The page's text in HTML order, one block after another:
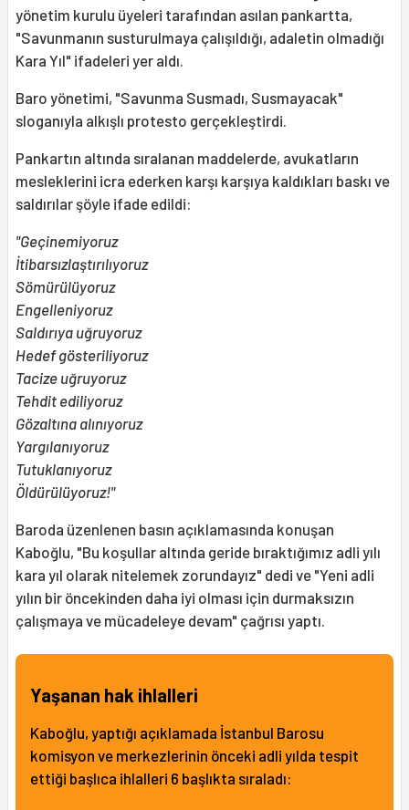
yönetim kurulu üyeleri tarafından asılan pankartta,
"Savunmanın susturulmaya çalışıldığı, adaletin olmadığı
Kara Yıl" ifadeleri yer aldı.
Baro yönetimi, "Savunma Susmadı, Susmayacak"
sloganıyla alkışlı protesto gerçekleştirdi.
Pankartın altında sıralanan maddelerde, avukatların
mesleklerini icra ederken karşı karşıya kaldıkları baskı ve
saldırılar şöyle ifade edildi:
"Geçinemiyoruz
İtibarsızlaştırılıyoruz
Sömürülüyoruz
Engelleniyoruz
Saldırıya uğruyoruz
Hedef gösteriliyoruz
Tacize uğruyoruz
Tehdit ediliyoruz
Gözaltına alınıyoruz
Yargılanıyoruz
Tutuklanıyoruz
Öldürülüyoruz!"
Baroda üzenlenen basın açıklamasında konuşan
Kaboğlu, "Bu koşullar altında geride bıraktığımız adli yılı
kara yıl olarak nitelemek zorundayız" dedi ve "Yeni adli
yılın bir öncekinden daha iyi olması için durmaksızın
çalışmaya ve mücadeleye devam" çağrısı yaptı.
Yaşanan hak ihlalleri
Kaboğlu, yaptığı açıklamada İstanbul Barosu
komisyon ve merkezlerinin önceki adli yılda tespit
ettiği başlıca ihlalleri 6 başlıkta sıraladı: